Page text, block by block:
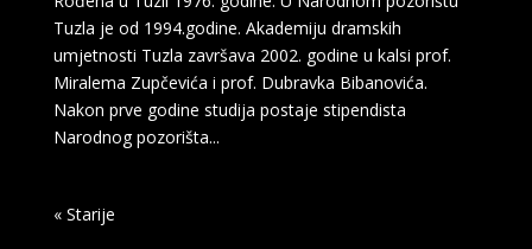
Tuzla je od 1994.godine. Akademiju dramskih
umjetnosti Tuzla završava 2002. godine u kalsi prof.
Miralema Zupčevića i prof. Dubravka Bibanovića.
Nakon prve godine studija postaje stipendista
Narodnog pozorišta...
« Older Entries